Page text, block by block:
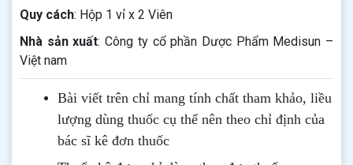
Quy cách: Hộp 1 vỉ x 2 Viên
Nhà sản xuất: Công ty cổ phần Dược Phẩm Medisun –
Việt nam
Bài viết trên chỉ mang tính chất tham khảo, liều
lượng dùng thuốc cụ thể nên theo chỉ định của
bác sĩ kê đơn thuốc